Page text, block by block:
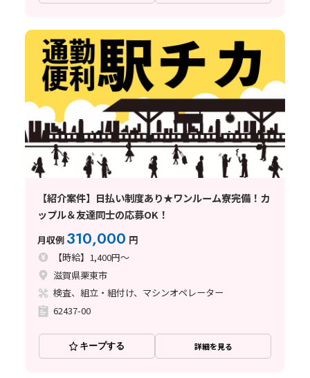
【紹介案件】日払い制度あり★ワンルーム寮完備！カ
ップル＆友達同士の応募OK！
月収例 310,000 円
【時給】1,400円～
滋賀県栗東市
検査、組立・組付け、マシンオペレーター
62437-00
キープする 詳細を見る